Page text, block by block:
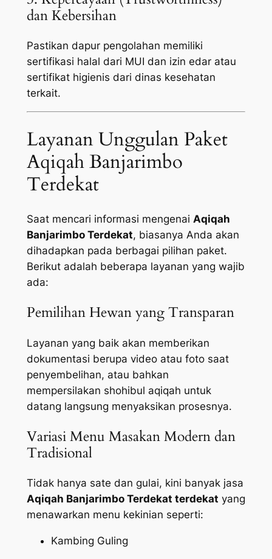
dan Kebersihan
Pastikan dapur pengolahan memiliki
sertifikasi halal dari MUI dan izin edar atau
sertifikat higienis dari dinas kesehatan
terkait.
Layanan Unggulan Paket
Aqiqah Banjarimbo
Terdekat
Saat mencari informasi mengenai Aqiqah
Banjarimbo Terdekat, biasanya Anda akan
dihadapkan pada berbagai pilihan paket.
Berikut adalah beberapa layanan yang wajib
ada:
Pemilihan Hewan yang Transparan
Layanan yang baik akan memberikan
dokumentasi berupa video atau foto saat
penyembelihan, atau bahkan
mempersilakan shohibul aqiqah untuk
datang langsung menyaksikan prosesnya.
Variasi Menu Masakan Modern dan
Tradisional
Tidak hanya sate dan gulai, kini banyak jasa
Aqiqah Banjarimbo Terdekat terdekat yang
menawarkan menu kekinian seperti:
Kambing Guling